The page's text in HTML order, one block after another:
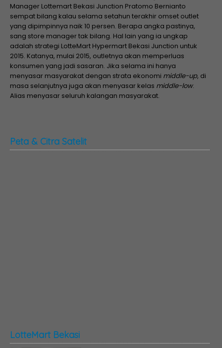
Manager Lottemart Bekasi Junction Pratomo Bernianto
sempat bilang kalau selama setahun terakhir omset outlet
yang dipimpinnya naik 10 persen. Berapa angka pastinya,
sang store manager tak bilang. Hal lain yang ia ungkap
adalah strategi LotteMart Hypermart Bekasi Junction untuk
2015. Katanya, mulai 2015, outletnya akan memperluas
konsumen yang jadi sasaran. Jika selama ini hanya
menyasar masyarakat dengan strata ekonomi middle-up, di
masa selanjutnya juga akan menyasar kelas middle-low.
Alias menyasar seluruh kalangan masyarakat.
Peta & Citra Satelit
LotteMart Bekasi